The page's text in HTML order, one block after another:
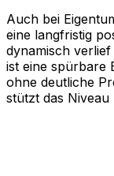
Auch bei
eine langfristig
dynamisch verlief
ist eine spürbare
ohne deutliche
stützt das Niveau